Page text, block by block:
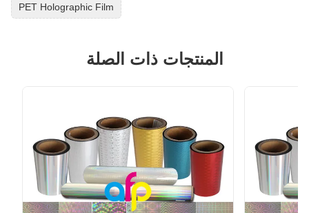
PET Holographic Film
المنتجات ذات الصلة